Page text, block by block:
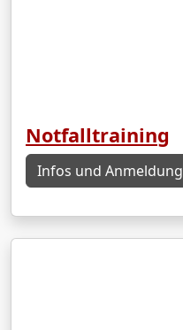
Notfalltraining
Infos und Anmeldung